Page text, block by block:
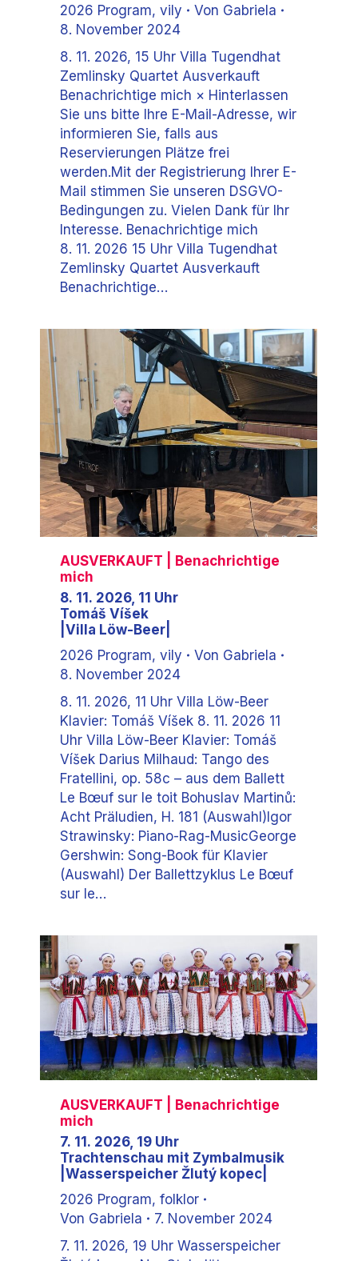
2026 Program, vily Von Gabriela
8. November 2024
8. 11. 2026, 15 Uhr Villa Tugendhat
Zemlinsky Quartet Ausverkauft
Benachrichtige mich × Hinterlassen
Sie uns bitte Ihre E-Mail-Adresse, wir
informieren Sie, falls aus
Reservierungen Plätze frei
werden.Mit der Registrierung Ihrer E-
Mail stimmen Sie unseren DSGVO-
Bedingungen zu. Vielen Dank für Ihr
Interesse. Benachrichtige mich
8. 11. 2026 15 Uhr Villa Tugendhat
Zemlinsky Quartet Ausverkauft
Benachrichtige…
AUSVERKAUFT | Benachrichtige
mich
8. 11. 2026, 11 Uhr
Tomáš Víšek
|Villa Löw-Beer|
2026 Program, vily Von Gabriela
8. November 2024
8. 11. 2026, 11 Uhr Villa Löw-Beer
Klavier: Tomáš Víšek 8. 11. 2026 11
Uhr Villa Löw-Beer Klavier: Tomáš
Víšek Darius Milhaud: Tango des
Fratellini, op. 58c – aus dem Ballett
Le Bœuf sur le toit Bohuslav Martinů:
Acht Präludien, H. 181 (Auswahl)Igor
Strawinsky: Piano-Rag-MusicGeorge
Gershwin: Song-Book für Klavier
(Auswahl) Der Ballettzyklus Le Bœuf
sur le…
AUSVERKAUFT | Benachrichtige
mich
7. 11. 2026, 19 Uhr
Trachtenschau mit Zymbalmusik
|Wasserspeicher Žlutý kopec|
2026 Program, folklor
Von Gabriela
7. November 2024
7. 11. 2026, 19 Uhr Wasserspeicher